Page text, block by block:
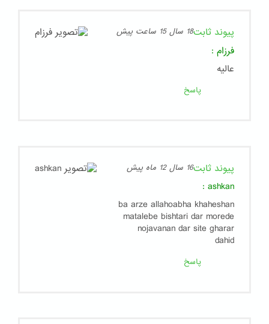
پیوند ثابت18 سال 15 ساعت پیش
فرزام :
عالیه
پاسخ
پیوند ثابت16 سال 12 ماه پیش
ashkan
:
ba arze allahoabha khaheshan
matalebe bishtari dar morede
nojavanan dar site gharar
dahid
پاسخ